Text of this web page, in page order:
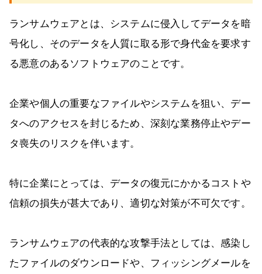
ランサムウェアとは、システムに侵入してデータを暗
号化し、そのデータを人質に取る形で身代金を要求す
る悪意のあるソフトウェアのことです。
企業や個人の重要なファイルやシステムを狙い、デー
タへのアクセスを封じるため、深刻な業務停止やデー
タ喪失のリスクを伴います。
特に企業にとっては、データの復元にかかるコストや
信頼の損失が甚大であり、適切な対策が不可欠です。
ランサムウェアの代表的な攻撃手法としては、感染し
たファイルのダウンロードや、フィッシングメールを